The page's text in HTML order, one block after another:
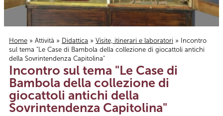
Tu sei qui
Home » Attività » Didattica » Visite, itinerari e laboratori » Incontro
sul tema "Le Case di Bambola della collezione di giocattoli antichi
della Sovrintendenza Capitolina"
Incontro sul tema "Le Case di
Bambola della collezione di
giocattoli antichi della
Sovrintendenza Capitolina"